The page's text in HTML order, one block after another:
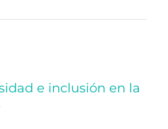
e inclusión en la